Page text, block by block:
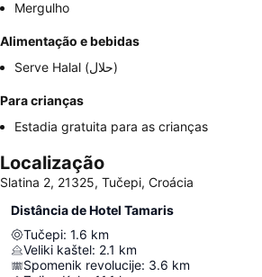
Mergulho
Alimentação e bebidas
Serve Halal (حلال)
Para crianças
Estadia gratuita para as crianças
Localização
Slatina 2, 21325, Tučepi, Croácia
Distância de Hotel Tamaris
Tučepi: 1.6 km
Veliki kaštel: 2.1 km
Spomenik revolucije: 3.6 km